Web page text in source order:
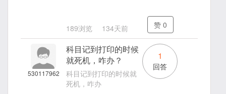
189浏览 134天前 赞 0
530117962
科目记到打印的时候
就死机，咋办？
科目记到打印的时候就
死机，咋办
1
回答